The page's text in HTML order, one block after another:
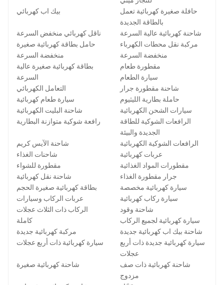
بيك اب كهربائي
حافلة صغيرة كهربائية تعمل
بالطاقة الجديدة
ناقل كهربائي منخفض السرعة
شاحنة كهربائية عالية السرعة
حامل بطاقة كهربائية صغيرة
منخفضة السرعة
مركبة نقل محطات الكهرباء
منخفضة السرعة
بطاقة كهربائية صغيرة عالية
السرعة
مقطورة طعام
سيارة الطعام
التعامل الكهربائي
شاحنة مقطورة جرار
سيارة طعام كهربائية
حاملة بطارية الليثيوم
شاحنة البليت الكهربائية
سيارات الشحن الكهربائية
رافعة شوكية متوازنة البطارية
الرافعات الشوكية للطاقة
الجديدة والبيئة
شاحنة الآيس كريم
الرافعات الشوكية الكهربائية
شاحنات الغذاء
عربات كهربائية
مقطورة للشواء
مقطورات المواد الغذائية
شاحنة نقل كهربائية
جرار مقطورة الغذاء
بطاقة كهربائية صغيرة الحجم
سيارة كهربائية مخصصة
عربات الركاب وسيارات
الركاب ذات الثلاث عجلات
كاملة
سيارة ركاب كهربائية
شاحنة وقود
سيارة كهربائية لجميع الركاب
مركبة كهربائية جديدة
شاحنة بيك اب كهربائية جديدة
سيارة كهربائية ذات أربع عجلات
سيارة كهربائية جديدة ذات أربع
عجلات
شاحنة كهربائية صغيرة
شاحنة كهربائية ذات صف
مزدوج